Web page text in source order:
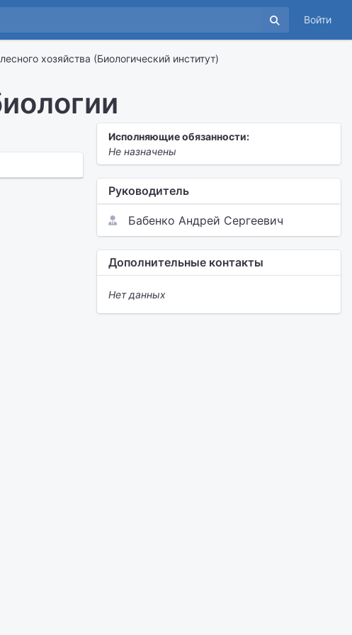
Войти
хозяйства (Биологический институт)
Исполняющие обязанности:
Не назначены
Руководитель
Бабенко Андрей Сергеевич
Дополнительные контакты
Нет данных